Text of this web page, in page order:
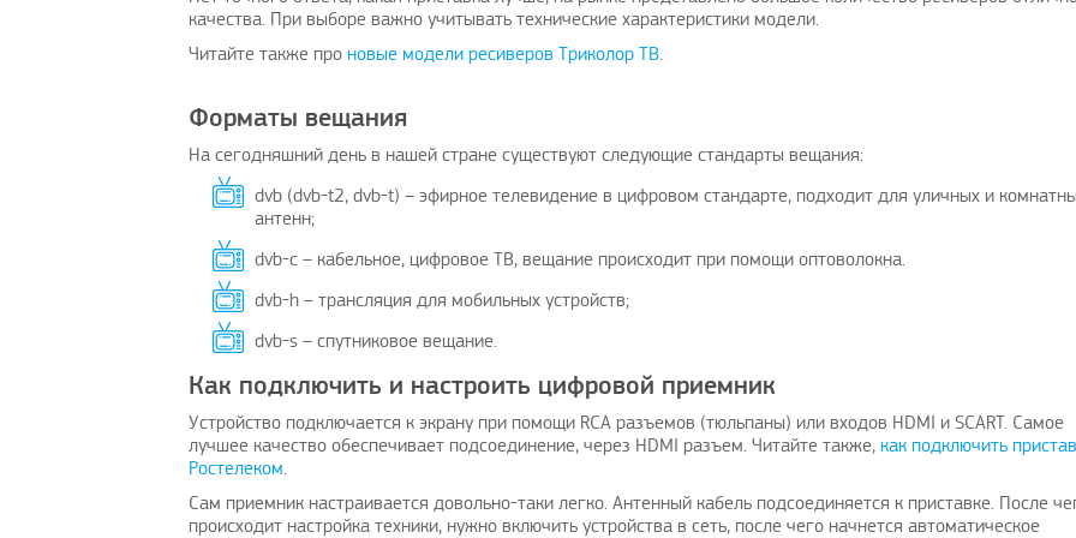
качества. При выборе важно учитывать технические характеристики модели.
Читайте также про новые модели ресиверов Триколор ТВ.
Форматы вещания
На сегодняшний день в нашей стране существуют следующие стандарты вещания:
dvb (dvb-t2, dvb-t) – эфирное телевидение в цифровом стандарте, подходит для уличных и
антенн;
dvb-с – кабельное, цифровое ТВ, вещание происходит при помощи оптоволокна.
dvb-h – трансляция для мобильных устройств;
dvb-s – спутниковое вещание.
Как подключить и настроить цифровой приемник
Устройство подключается к экрану при помощи RCA разъемов (тюльпаны) или входов HDMI и SCART. Самое
лучшее качество обеспечивает подсоединение, через НDMI разъем. Читайте также, как подключить
Ростелеком.
Сам приемник настраивается довольно-таки легко. Антенный кабель подсоединяется к приставке. После
происходит настройка техники, нужно включить устройства в сеть, после чего начнется автоматическое